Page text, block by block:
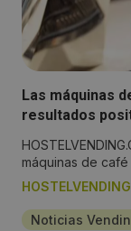
Las máquinas
resultados
máquinas de café
HOSTELVENDING
Noticias